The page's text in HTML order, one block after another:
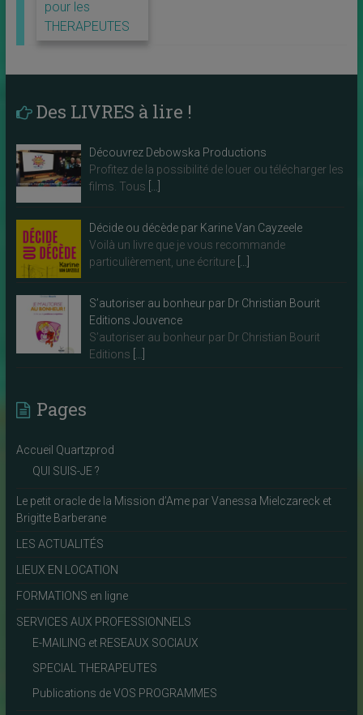
pour les
THERAPEUTES
Des LIVRES à lire !
Découvrez Debowska Productions
Profitez de la possibilité de louer ou télécharger les
films. Tous
Décide ou décède par Karine Van Cayzeele
Voilà un livre que je vous recommande
particulièrement, une écriture
S’autoriser au bonheur par Dr Christian Bourit
Editions Jouvence
S’autoriser au bonheur par Dr Christian Bourit
Editions
Pages
Accueil Quartzprod
QUI SUIS-JE ?
Le petit oracle de la Mission d’Ame par Vanessa Mielczareck et
Brigitte Barberane
LES ACTUALITÉS
LIEUX EN LOCATION
FORMATIONS en ligne
SERVICES AUX PROFESSIONNELS
E-MAILING et RESEAUX SOCIAUX
SPECIAL THERAPEUTES
Publications de VOS PROGRAMMES